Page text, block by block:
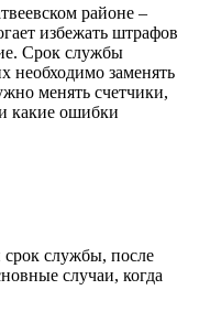
районе –
избежать штрафов
Срок службы
необходимо заменять
менять счетчики,
какие ошибки
службы, после
случаи, когда